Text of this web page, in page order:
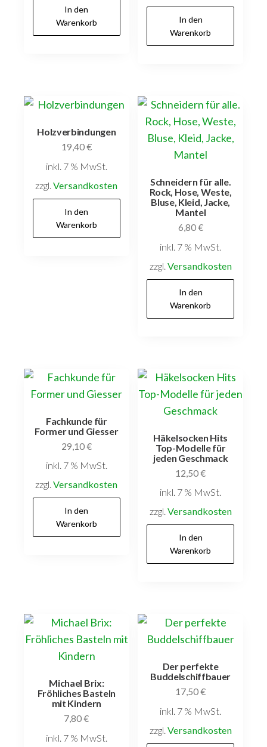
In den
Warenkorb
In den
Warenkorb
Holzverbindungen
19,40€
inkl. 7 % MwSt.
zzgl.Versandkosten
In den
Warenkorb
Schneidern für alle.
Rock, Hose, Weste,
Bluse, Kleid, Jacke,
Mantel
6,80€
inkl. 7 % MwSt.
zzgl. Versandkosten
In den
Warenkorb
Fachkunde für
Former und Giesser
29,10€
inkl. 7 % MwSt.
zzgl.Versandkosten
In den
Warenkorb
Häkelsocken Hits
Top-Modelle für
jeden Geschmack
12,50€
inkl. 7 % MwSt.
zzgl. Versandkosten
In den
Warenkorb
Michael Brix:
Fröhliches Basteln
mit Kindern
7,80€
inkl. 7 % MwSt.
Der perfekte
Buddelschiffbauer
17,50€
inkl. 7 % MwSt.
zzgl. Versandkosten